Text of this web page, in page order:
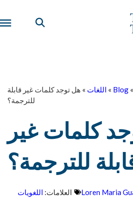
»
Blog
» اللغات » هل توجد كلمات غير قابلة
للترجمة؟
كلمات غير
للترجمة؟
Loren Maria العلامات: اللغويات